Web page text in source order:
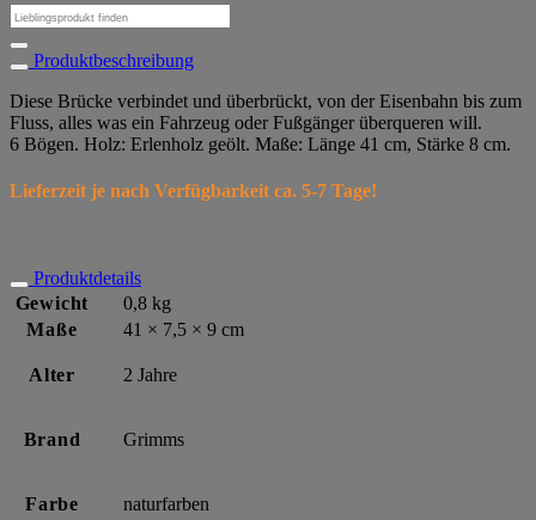
Suchen
nach:
Produktbeschreibung
Diese Brücke verbindet und überbrückt, von der Eisenbahn bis zum
Fluss, alles was ein Fahrzeug oder Fußgänger überqueren will.
6 Bögen. Holz: Erlenholz geölt. Maße: Länge 41 cm, Stärke 8 cm.
Lieferzeit je nach Verfügbarkeit ca. 5-7 Tage!
Produktdetails
Gewicht
0,8 kg
Maße
41 × 7,5 × 9 cm
Alter 2 Jahre
Brand Grimms
Farbe naturfarben